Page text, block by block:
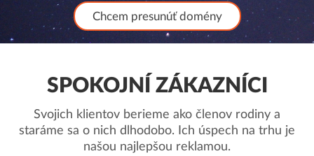
Chcem presunúť domény
SPOKOJNÍ ZÁKAZNÍCI
Svojich klientov berieme ako členov rodiny a
staráme sa o nich dlhodobo. Ich úspech na trhu je
našou najlepšou reklamou.